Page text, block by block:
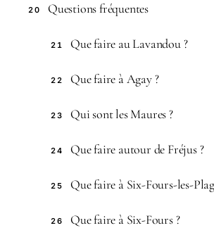
20 Questions fréquentes
21 Que faire au Lavandou ?
22 Que faire à Agay ?
23 Qui sont les Maures ?
24 Que faire autour de Fréjus ?
25 Que faire à Six-Fours-les-
26 Que faire à Six-Fours ?